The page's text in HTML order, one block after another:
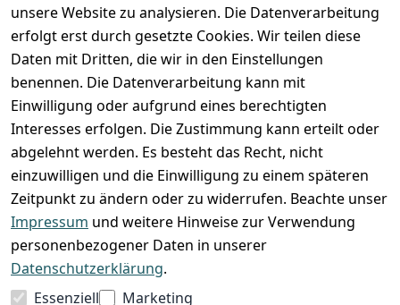
unsere Website zu analysieren. Die Datenverarbeitung
erfolgt erst durch gesetzte Cookies. Wir teilen diese
Daten mit Dritten, die wir in den Einstellungen
benennen. Die Datenverarbeitung kann mit
Einwilligung oder aufgrund eines berechtigten
Interesses erfolgen. Die Zustimmung kann erteilt oder
abgelehnt werden. Es besteht das Recht, nicht
einzuwilligen und die Einwilligung zu einem späteren
Zeitpunkt zu ändern oder zu widerrufen. Beachte unser
Impressum und weitere Hinweise zur Verwendung
personenbezogener Daten in unserer
Datenschutzerklärung.
Essenziell
Marketing
VORKASSE RECHNUNG